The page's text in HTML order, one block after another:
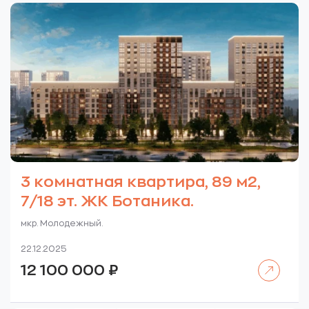
3 комнатная квартира, 89 м2,
7/18 эт. ЖК Ботаника.
мкр. Молодежный.
22.12.2025
12 100 000 ₽